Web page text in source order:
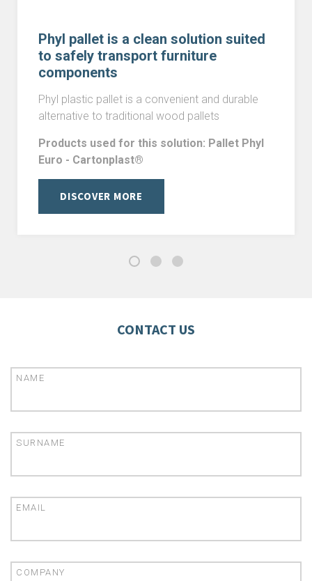
Phyl pallet is a clean solution suited
to safely transport furniture
components
Phyl plastic pallet is a convenient and durable
alternative to traditional wood pallets
Products used for this solution: Pallet Phyl
Euro - Cartonplast®
DISCOVER MORE
CONTACT US
NAME
SURNAME
EMAIL
COMPANY